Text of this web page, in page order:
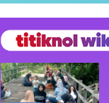
Keluar Grup
Tanpa Ketahuan